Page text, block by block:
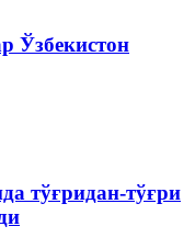
Ўзбекистон
тўғридан-тўғри